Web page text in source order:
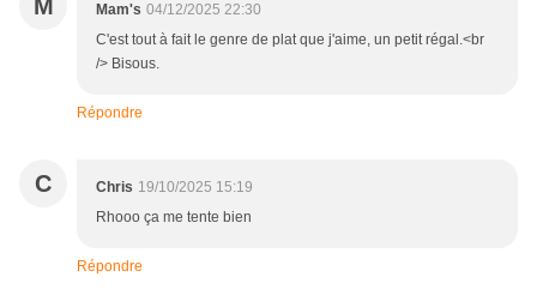
M Mam's 04/12/2025 22:30
C'est tout à fait le genre de plat que j'aime, un petit régal.<br
/> Bisous.
Répondre
C Chris 19/10/2025 15:19
Rhooo ça me tente bien
Répondre